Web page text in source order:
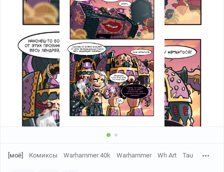
[моё] Комиксы Warhammer 40k Warhammer Wh Art Tau